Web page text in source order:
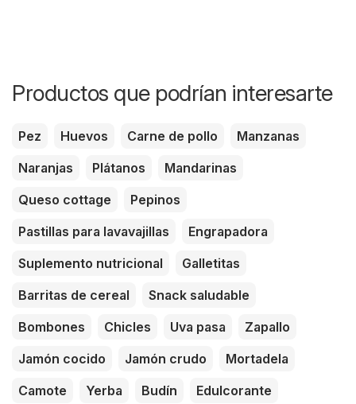
Productos que podrían interesarte
Pez Huevos Carne de pollo
Manzanas
Naranjas
Plátanos
Mandarinas
Queso cottage
Pepinos
Pastillas para lavavajillas
Engrapadora
Suplemento nutricional
Galletitas
Barritas de cereal
Snack saludable
Bombones
Chicles Uva pasa
Zapallo
Jamón cocido
Jamón crudo
Mortadela
Camote
Yerba Budín
Edulcorante